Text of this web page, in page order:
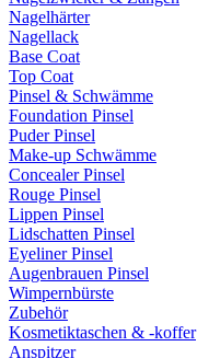
Nagelhärter
Nagellack
Base Coat
Top Coat
Pinsel & Schwämme
Foundation Pinsel
Puder Pinsel
Make-up Schwämme
Concealer Pinsel
Rouge Pinsel
Lippen Pinsel
Lidschatten Pinsel
Eyeliner Pinsel
Augenbrauen Pinsel
Wimpernbürste
Zubehör
Kosmetiktaschen & -koffer
Anspitzer